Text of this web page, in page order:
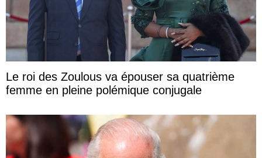
Le roi des Zoulous va épouser sa quatrième
femme en pleine polémique conjugale